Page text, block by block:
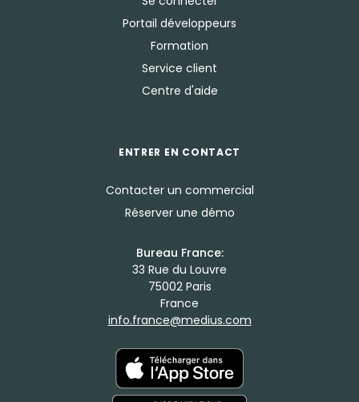
Portail développeurs
Formation
Service client
Centre d'aide
ENTRER EN CONTACT
Contacter un commercial
Réserver une démo
Bureau France:
33 Rue du Louvre
75002 Paris
France
info.france@medius.com